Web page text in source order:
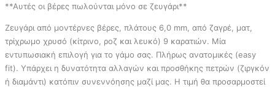
**Αυτές οι βέρες πωλούνται μόνο σε ζευγάρι**
Ζευγάρι από μοντέρνες βέρες, πλάτους 6,0 mm, από ζαγρέ, ματ,
τρίχρωμο χρυσό (κίτρινο, ροζ και λευκό) 9 καρατιών. Μία
εντυπωσιακή επιλογή για το γάμο σας. Πλήρως ανατομικές (easy
fit). Υπάρχει η δυνατότητα αλλαγών και προσθήκης πετρών (ζιργκόν
ή διαμάντι) κατόπιν συνεννόησης μαζί μας. Η τιμή θα προσαρμοστεί